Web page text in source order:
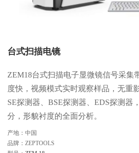
台式扫描电镜
ZEM18台式扫描电子显微镜信号采集
度快，视频模式实时观察样品，无重
SE探测器、BSE探测器、EDS探测器
分，形貌衬度的全面分析。
产地：中国
品牌：ZEPTOOLS